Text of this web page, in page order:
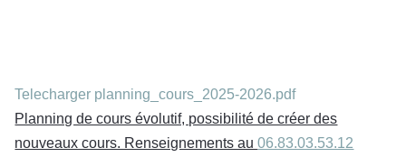
Telecharger planning_cours_2025-2026.pdf
Planning de cours évolutif, possibilité de créer des
nouveaux cours. Renseignements au